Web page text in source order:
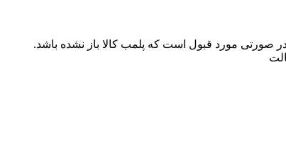
صورتی مورد قبول است که پلمب کالا باز نشده باشد.